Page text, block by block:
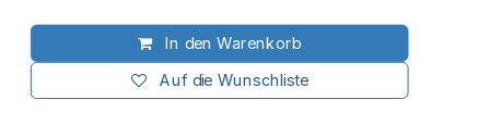
In den Warenkorb
Auf die Wunschliste